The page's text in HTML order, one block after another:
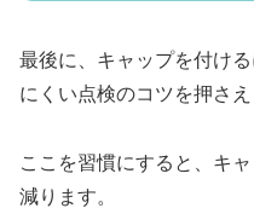
最後に、キャップを付け
にくい点検のコツを押さえ
ここを習慣にすると、キ
減ります。